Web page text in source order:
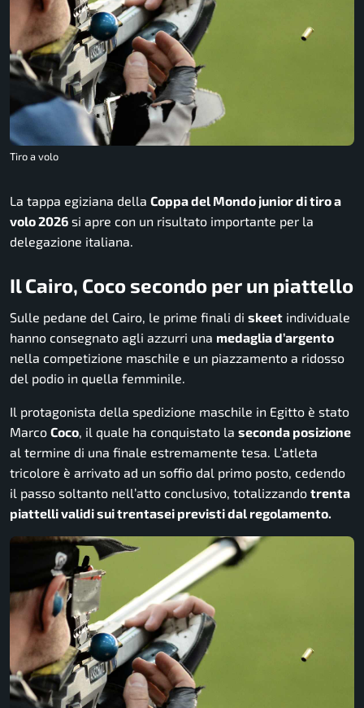
Tiro a volo
La tappa egiziana della Coppa del Mondo junior di tiro a
volo 2026 si apre con un risultato importante per la
delegazione italiana.
Il Cairo, Coco secondo per un piattello
Sulle pedane del Cairo, le prime finali di skeet individuale
hanno consegnato agli azzurri una medaglia d’argento
nella competizione maschile e un piazzamento a ridosso
del podio in quella femminile.
Il protagonista della spedizione maschile in Egitto è stato
Marco Coco, il quale ha conquistato la seconda posizione
al termine di una finale estremamente tesa. L’atleta
tricolore è arrivato ad un soffio dal primo posto, cedendo
il passo soltanto nell’atto conclusivo, totalizzando trenta
piattelli validi sui trentasei previsti dal regolamento.